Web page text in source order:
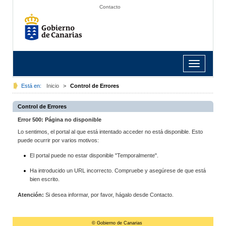
Contacto
Toggle
navigation
Está en: Inicio > Control de Errores
Control de Errores
Error 500: Página no disponible
Lo sentimos, el portal al que está intentado acceder no está disponible. Esto
puede ocurrir por varios motivos:
El portal puede no estar disponible "Temporalmente".
Ha introducido un URL incorrecto. Compruebe y asegúrese de que está
bien escrito.
Atención: Si desea informar, por favor, hágalo desde Contacto.
© Gobierno de Canarias